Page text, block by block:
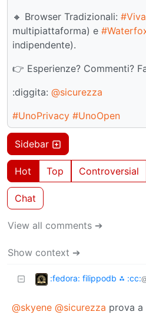
🔸 Browser Tradizionali:
multipiattaforma) e
indipendente).
👉 Esperienze? Commenti?
:diggita: @sicurezza
#UnoPrivacy #UnoOpen
Sidebar
Hot Top Controversial
Chat
View all comments ➔
Show context ➔
:fedora: filippodb ⁂ :cc:
@skyene @sicurezza prova